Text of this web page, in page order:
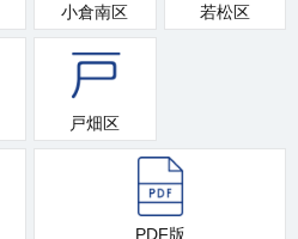
小倉南区 若松区
戸畑区
PDF版